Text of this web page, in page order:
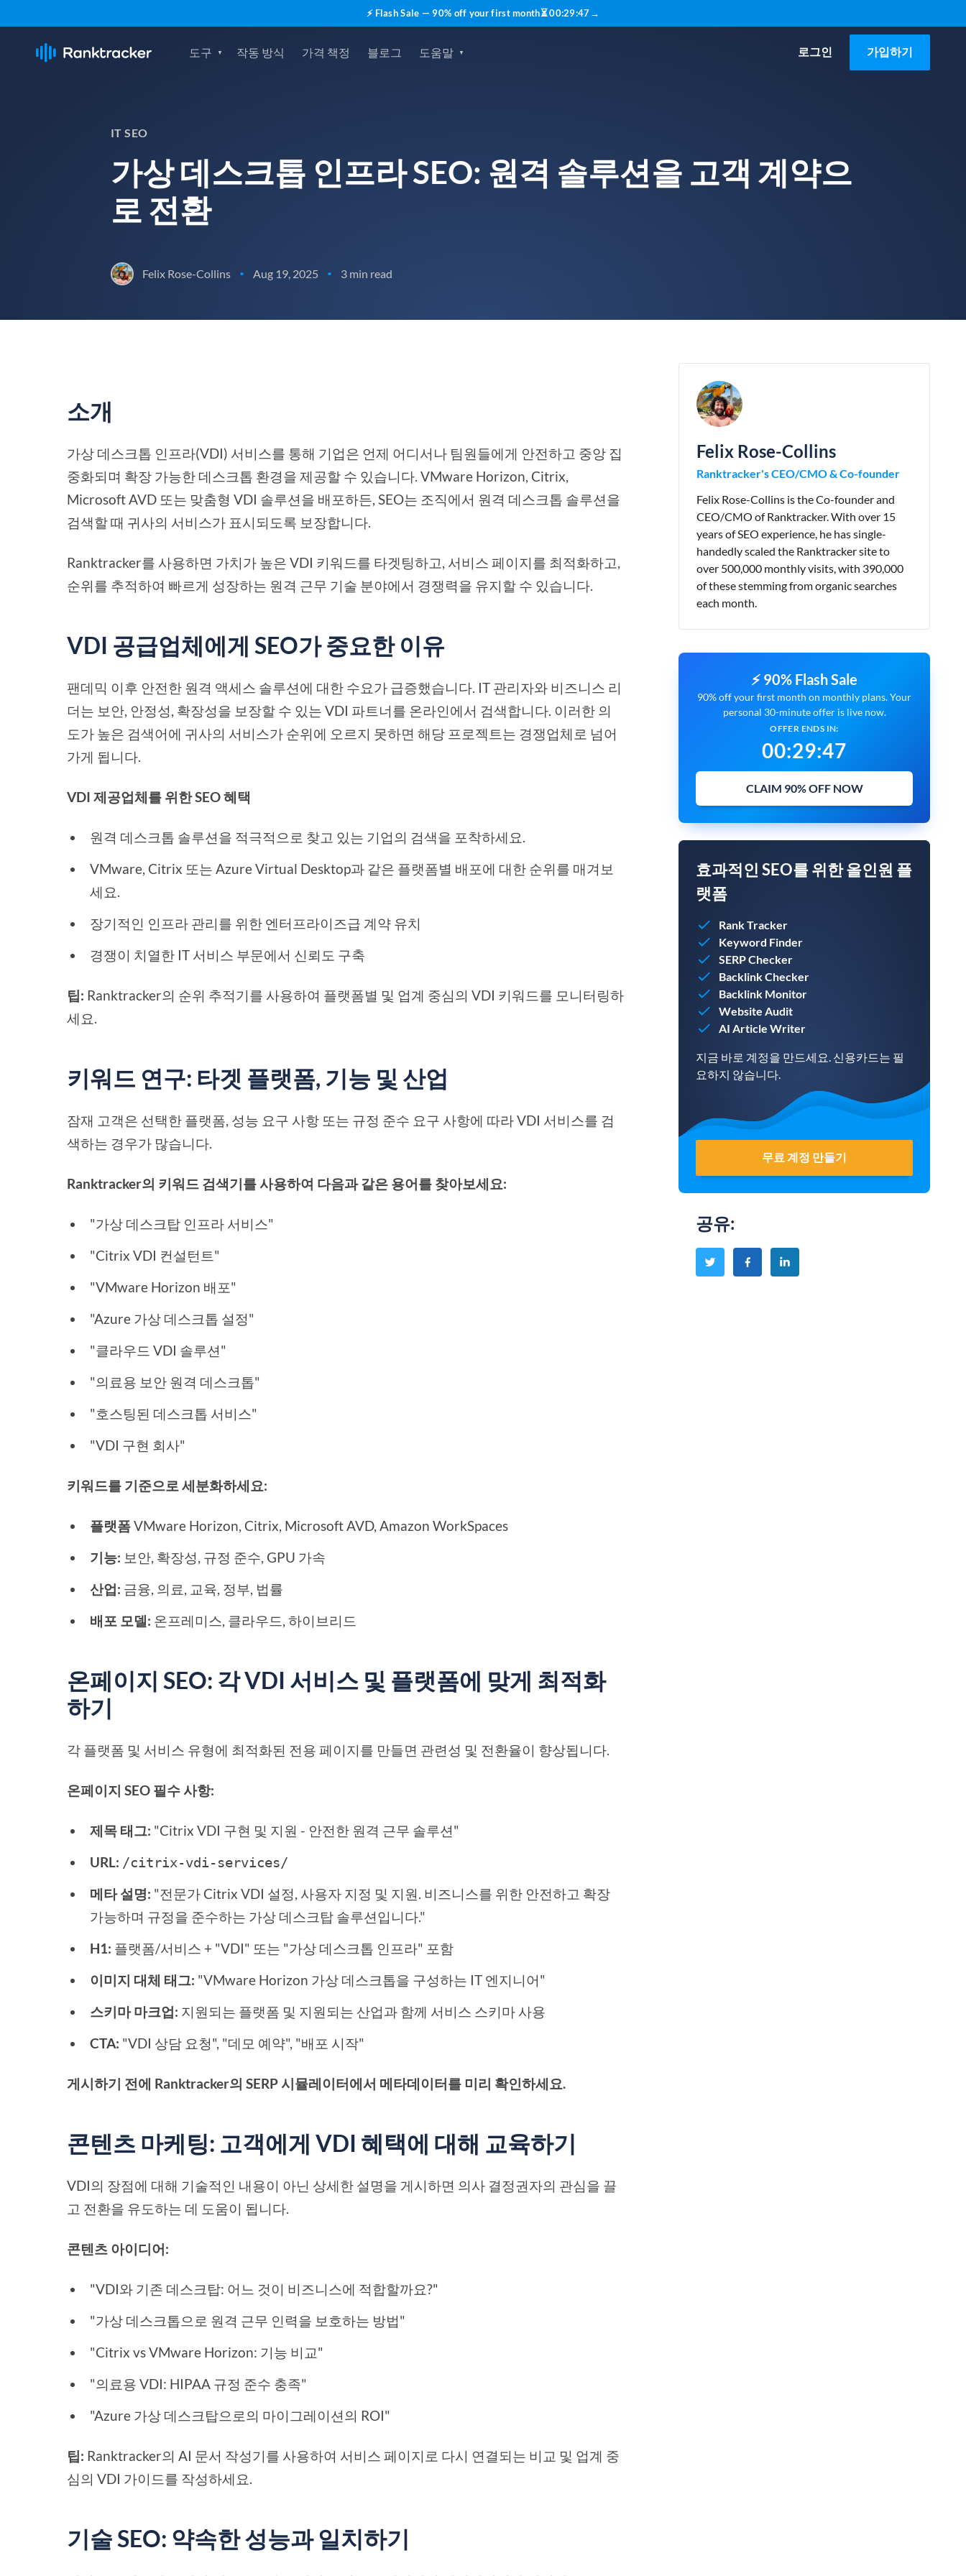
⚡ Flash Sale — 90% off your first month⏳00:29:45→
도구 작동 방식 가격 책정 블로그 도움말 로그인 가입하기
IT SEO
가상 데스크톱 인프라 SEO: 원격 솔루션을 고객 계약으
로 전환
Felix Rose-Collins • Aug 19, 2025 • 3 min read
소개
가상 데스크톱 인프라(VDI) 서비스를 통해 기업은 언제 어디서나 팀원들에게 안전하고 중앙 집
중화되며 확장 가능한 데스크톱 환경을 제공할 수 있습니다. VMware Horizon, Citrix,
Microsoft AVD 또는 맞춤형 VDI 솔루션을 배포하든, SEO는 조직에서 원격 데스크톱 솔루션을
검색할 때 귀사의 서비스가 표시되도록 보장합니다.
Ranktracker를 사용하면 가치가 높은 VDI 키워드를 타겟팅하고, 서비스 페이지를 최적화하고,
순위를 추적하여 빠르게 성장하는 원격 근무 기술 분야에서 경쟁력을 유지할 수 있습니다.
VDI 공급업체에게 SEO가 중요한 이유
팬데믹 이후 안전한 원격 액세스 솔루션에 대한 수요가 급증했습니다. IT 관리자와 비즈니스 리
더는 보안, 안정성, 확장성을 보장할 수 있는 VDI 파트너를 온라인에서 검색합니다. 이러한 의
도가 높은 검색어에 귀사의 서비스가 순위에 오르지 못하면 해당 프로젝트는 경쟁업체로 넘어
가게 됩니다.
VDI 제공업체를 위한 SEO 혜택
원격 데스크톱 솔루션을 적극적으로 찾고 있는 기업의 검색을 포착하세요.
VMware, Citrix 또는 Azure Virtual Desktop과 같은 플랫폼별 배포에 대한 순위를 매겨보
세요.
장기적인 인프라 관리를 위한 엔터프라이즈급 계약 유치
경쟁이 치열한 IT 서비스 부문에서 신뢰도 구축
팁: Ranktracker의 순위 추적기를 사용하여 플랫폼별 및 업계 중심의 VDI 키워드를 모니터링하
세요.
키워드 연구: 타겟 플랫폼, 기능 및 산업
잠재 고객은 선택한 플랫폼, 성능 요구 사항 또는 규정 준수 요구 사항에 따라 VDI 서비스를 검
색하는 경우가 많습니다.
Ranktracker의 키워드 검색기를 사용하여 다음과 같은 용어를 찾아보세요:
"가상 데스크탑 인프라 서비스"
"Citrix VDI 컨설턴트"
"VMware Horizon 배포"
"Azure 가상 데스크톱 설정"
"클라우드 VDI 솔루션"
"의료용 보안 원격 데스크톱"
"호스팅된 데스크톱 서비스"
"VDI 구현 회사"
키워드를 기준으로 세분화하세요:
플랫폼VMware Horizon, Citrix, Microsoft AVD, Amazon WorkSpaces
기능: 보안, 확장성, 규정 준수, GPU 가속
산업: 금융, 의료, 교육, 정부, 법률
배포 모델: 온프레미스, 클라우드, 하이브리드
온페이지 SEO: 각 VDI 서비스 및 플랫폼에 맞게 최적화
하기
각 플랫폼 및 서비스 유형에 최적화된 전용 페이지를 만들면 관련성 및 전환율이 향상됩니다.
온페이지 SEO 필수 사항:
제목 태그: "Citrix VDI 구현 및 지원 - 안전한 원격 근무 솔루션"
URL: /citrix-vdi-services/
메타 설명: "전문가 Citrix VDI 설정, 사용자 지정 및 지원. 비즈니스를 위한 안전하고 확장
가능하며 규정을 준수하는 가상 데스크탑 솔루션입니다."
H1: 플랫폼/서비스 + "VDI" 또는 "가상 데스크톱 인프라" 포함
이미지 대체 태그: "VMware Horizon 가상 데스크톱을 구성하는 IT 엔지니어"
스키마 마크업: 지원되는 플랫폼 및 지원되는 산업과 함께 서비스 스키마 사용
CTA: "VDI 상담 요청", "데모 예약", "배포 시작"
게시하기 전에 Ranktracker의 SERP 시뮬레이터에서 메타데이터를 미리 확인하세요.
콘텐츠 마케팅: 고객에게 VDI 혜택에 대해 교육하기
VDI의 장점에 대해 기술적인 내용이 아닌 상세한 설명을 게시하면 의사 결정권자의 관심을 끌
고 전환을 유도하는 데 도움이 됩니다.
콘텐츠 아이디어:
"VDI와 기존 데스크탑: 어느 것이 비즈니스에 적합할까요?"
"가상 데스크톱으로 원격 근무 인력을 보호하는 방법"
"Citrix vs VMware Horizon: 기능 비교"
"의료용 VDI: HIPAA 규정 준수 충족"
"Azure 가상 데스크탑으로의 마이그레이션의 ROI"
팁: Ranktracker의 AI 문서 작성기를 사용하여 서비스 페이지로 다시 연결되는 비교 및 업계 중
심의 VDI 가이드를 작성하세요.
기술 SEO: 약속한 성능과 일치하기
Felix Rose-Collins
Ranktracker's CEO/CMO & Co-founder
Felix Rose-Collins is the Co-founder and
CEO/CMO of Ranktracker. With over 15
years of SEO experience, he has single-
handedly scaled the Ranktracker site to
over 500,000 monthly visits, with 390,000
of these stemming from organic searches
each month.
⚡ 90% Flash Sale
90% off your first month on monthly plans. Your
personal 30-minute offer is live now.
OFFER ENDS IN:
00:29:45
CLAIM 90% OFF NOW
효과적인 SEO를 위한 올인원 플
랫폼
Rank Tracker
Keyword Finder
SERP Checker
Backlink Checker
Backlink Monitor
Website Audit
AI Article Writer
지금 바로 계정을 만드세요. 신용카드는 필
요하지 않습니다.
무료 계정 만들기
공유: